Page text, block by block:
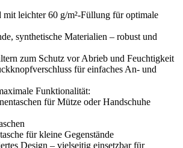
mit leichter 60 g/m²-Füllung für optimale
synthetische Materialien – robust und
zum Schutz vor Abrieb und Feuchtigkeit
für einfaches An- und
Funktionalität:
für Mütze oder Handschuhe
für kleine Gegenstände
Design – vielseitig einsetzbar für